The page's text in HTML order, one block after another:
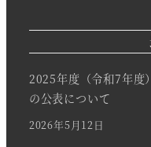
2025年度（令和7年度
の公表について
2026年5月12日